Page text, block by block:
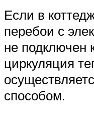
Если в
перебои с
не подключен
циркуляция
способом.